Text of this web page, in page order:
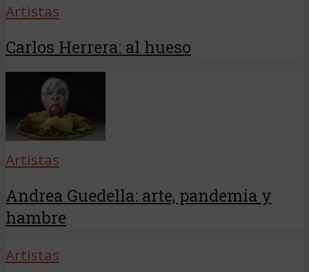
Artistas
Carlos Herrera: al hueso
Artistas
Andrea Guedella: arte, pandemia y
hambre
Artistas